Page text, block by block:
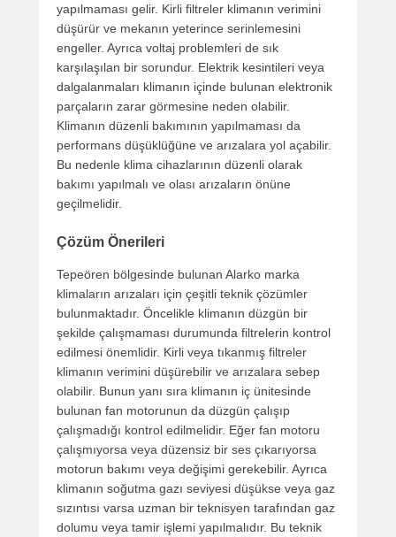
yapılmaması gelir. Kirli filtreler klimanın verimini
düşürür ve mekanın yeterince serinlemesini
engeller. Ayrıca voltaj problemleri de sık
karşılaşılan bir sorundur. Elektrik kesintileri veya
dalgalanmaları klimanın içinde bulunan elektronik
parçaların zarar görmesine neden olabilir.
Klimanın düzenli bakımının yapılmaması da
performans düşüklüğüne ve arızalara yol açabilir.
Bu nedenle klima cihazlarının düzenli olarak
bakımı yapılmalı ve olası arızaların önüne
geçilmelidir.
Çözüm Önerileri
Tepeören bölgesinde bulunan Alarko marka
klimaların arızaları için çeşitli teknik çözümler
bulunmaktadır. Öncelikle klimanın düzgün bir
şekilde çalışmaması durumunda filtrelerin kontrol
edilmesi önemlidir. Kirli veya tıkanmış filtreler
klimanın verimini düşürebilir ve arızalara sebep
olabilir. Bunun yanı sıra klimanın iç ünitesinde
bulunan fan motorunun da düzgün çalışıp
çalışmadığı kontrol edilmelidir. Eğer fan motoru
çalışmıyorsa veya düzensiz bir ses çıkarıyorsa
motorun bakımı veya değişimi gerekebilir. Ayrıca
klimanın soğutma gazı seviyesi düşükse veya gaz
sızıntısı varsa uzman bir teknisyen tarafından gaz
dolumu veya tamir işlemi yapılmalıdır. Bu teknik